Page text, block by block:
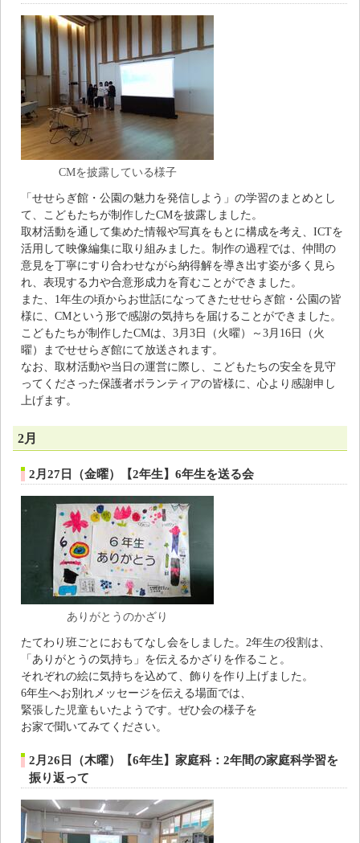
CMを披露している様子
「せせらぎ館・公園の魅力を発信しよう」の学習のまとめとし
て、こどもたちが制作したCMを披露しました。
取材活動を通して集めた情報や写真をもとに構成を考え、ICTを
活用して映像編集に取り組みました。制作の過程では、仲間の
意見を丁寧にすり合わせながら納得解を導き出す姿が多く見ら
れ、表現する力や合意形成力を育むことができました。
また、1年生の頃からお世話になってきたせせらぎ館・公園の皆
様に、CMという形で感謝の気持ちを届けることができました。
こどもたちが制作したCMは、3月3日（火曜）～3月16日（火
曜）までせせらぎ館にて放送されます。
なお、取材活動や当日の運営に際し、こどもたちの安全を見守
ってくださった保護者ボランティアの皆様に、心より感謝申し
上げます。
2月
2月27日（金曜）【2年生】6年生を送る会
ありがとうのかざり
たてわり班ごとにおもてなし会をしました。2年生の役割は、
「ありがとうの気持ち」を伝えるかざりを作ること。
それぞれの絵に気持ちを込めて、飾りを作り上げました。
6年生へお別れメッセージを伝える場面では、
緊張した児童もいたようです。ぜひ会の様子を
お家で聞いてみてください。
2月26日（木曜）【6年生】家庭科：2年間の家庭科学習を
振り返って